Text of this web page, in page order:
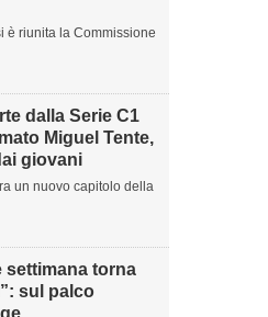
è riunita la Commissione
dalla Serie C1
Miguel Tente,
giovani
un nuovo capitolo della
settimana torna
sul palco